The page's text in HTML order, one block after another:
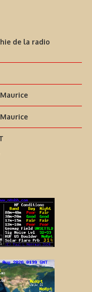
de la radio